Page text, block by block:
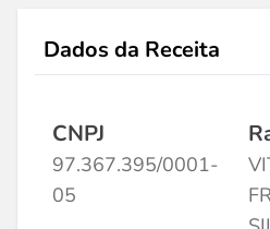
Dados da Receita
CNPJ
97.367.395/0001-
05